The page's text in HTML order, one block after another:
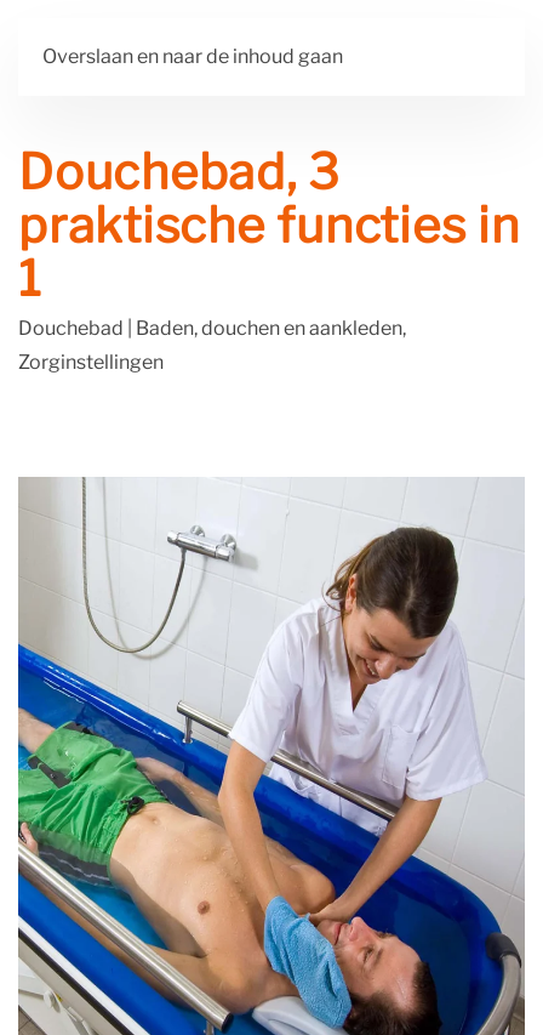
Overslaan en naar de inhoud gaan
Douchebad, 3
praktische functies in
1
Douchebad
Baden, douchen en aankleden,
Zorginstellingen